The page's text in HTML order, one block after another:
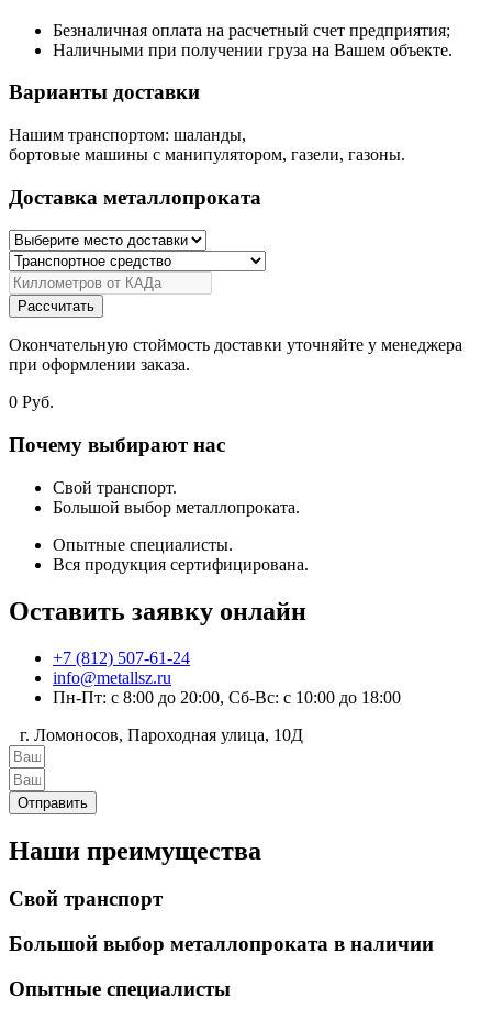
Безналичная оплата на расчетный счет предприятия;
Наличными при получении груза на Вашем объекте.
Варианты доставки
Нашим транспортом: шаланды,
бортовые машины с манипулятором, газели, газоны.
Доставка металлопроката
Рассчитать
Окончательную стоймость доставки уточняйте у менеджера
при оформлении заказа.
0 Руб.
Почему выбирают нас
Свой транспорт.
Большой выбор металлопроката.
Опытные специалисты.
Вся продукция сертифицирована.
Оставить заявку онлайн
+7 (812) 507-61-24
info@metallsz.ru
Пн-Пт: с 8:00 до 20:00, Сб-Вс: с 10:00 до 18:00
г. Ломоносов, Пароходная улица, 10Д
Отправить
Наши преимущества
Свой транспорт
Большой выбор металлопроката в наличии
Опытные специалисты